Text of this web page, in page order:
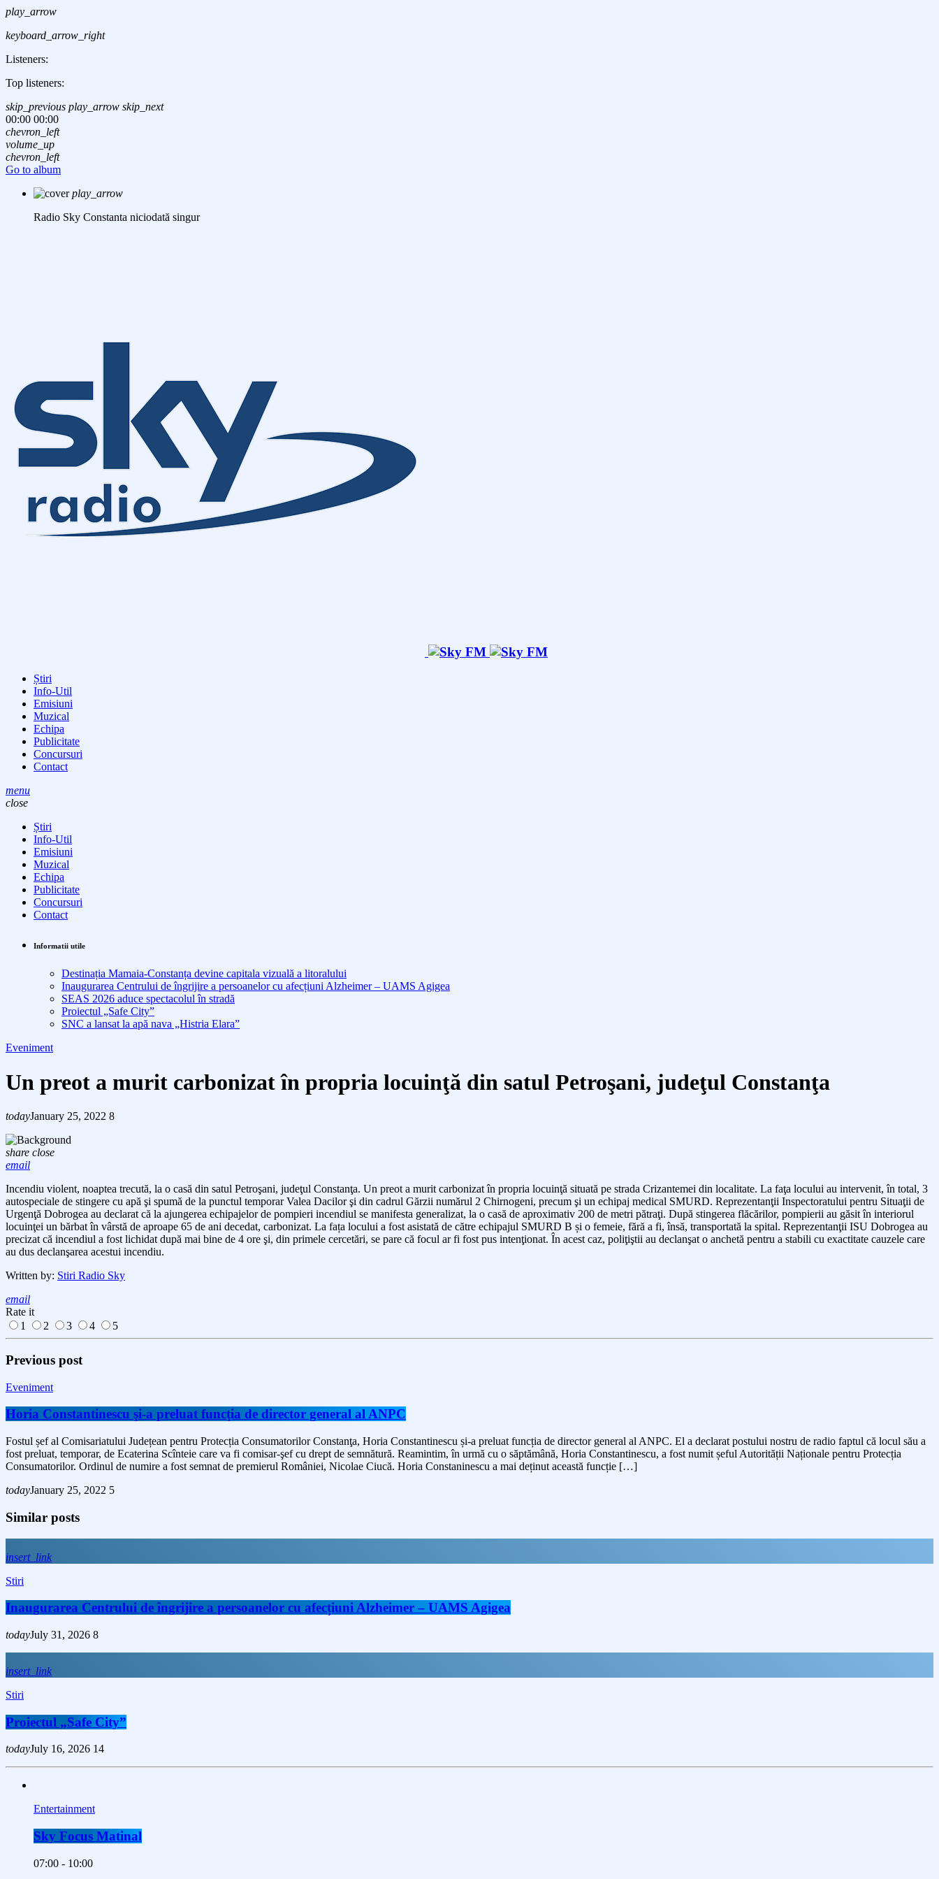
play_arrow
keyboard_arrow_right
Listeners:
Top listeners:
skip_previous play_arrow skip_next
00:00 00:00
chevron_left
volume_up
chevron_left
Go to album
play_arrow
Radio Sky Constanta niciodată singur
Știri
Info-Util
Emisiuni
Muzical
Echipa
Publicitate
Concursuri
Contact
menu
close
Știri
Info-Util
Emisiuni
Muzical
Echipa
Publicitate
Concursuri
Contact
Informatii utile
Destinația Mamaia-Constanța devine capitala vizuală a litoralului
Inaugurarea Centrului de îngrijire a persoanelor cu afecțiuni Alzheimer – UAMS Agigea
SEAS 2026 aduce spectacolul în stradă
Proiectul „Safe City”
SNC a lansat la apă nava „Histria Elara”
Eveniment
Un preot a murit carbonizat în propria locuinţă din satul Petroşani, judeţul Constanţa
todayJanuary 25, 2022 8
share close
email
Incendiu violent, noaptea trecută, la o casă din satul Petroşani, judeţul Constanţa. Un preot a murit carbonizat în propria locuinţă situată pe strada Crizantemei din localitate. La faţa locului au intervenit, în total, 3
autospeciale de stingere cu apă şi spumă de la punctul temporar Valea Dacilor şi din cadrul Gărzii numărul 2 Chirnogeni, precum şi un echipaj medical SMURD. Reprezentanţii Inspectoratului pentru Situaţii de
Urgenţă Dobrogea au declarat că la ajungerea echipajelor de pompieri incendiul se manifesta generalizat, la o casă de aproximativ 200 de metri pătraţi. După stingerea flăcărilor, pompierii au găsit în interiorul
locuinţei un bărbat în vârstă de aproape 65 de ani decedat, carbonizat. La fața locului a fost asistată de către echipajul SMURD B și o femeie, fără a fi, însă, transportată la spital. Reprezentanţii ISU Dobrogea au
precizat că incendiul a fost lichidat după mai bine de 4 ore şi, din primele cercetări, se pare că focul ar fi fost pus intenţionat. În acest caz, poliţiştii au declanşat o anchetă pentru a stabili cu exactitate cauzele care
au dus declanşarea acestui incendiu.
Written by: Stiri Radio Sky
email
Rate it
1
2 3 4 5
Previous post
Eveniment
Horia Constantinescu şi-a preluat funcţia de director general al ANPC
Fostul șef al Comisariatului Județean pentru Protecția Consumatorilor Constanţa, Horia Constantinescu și-a preluat funcția de director general al ANPC. El a declarat postului nostru de radio faptul că locul său a
fost preluat, temporar, de Ecaterina Scînteie care va fi comisar-şef cu drept de semnătură. Reamintim, în urmă cu o săptămână, Horia Constantinescu, a fost numit șeful Autorității Naționale pentru Protecția
Consumatorilor. Ordinul de numire a fost semnat de premierul României, Nicolae Ciucă. Horia Constaninescu a mai deținut această funcție […]
todayJanuary 25, 2022 5
Similar posts
insert_link
Stiri
Inaugurarea Centrului de îngrijire a persoanelor cu afecțiuni Alzheimer – UAMS Agigea
todayJuly 31, 2026 8
insert_link
Stiri
Proiectul „Safe City”
todayJuly 16, 2026 14
Entertainment
Sky Focus Matinal
07:00 - 10:00